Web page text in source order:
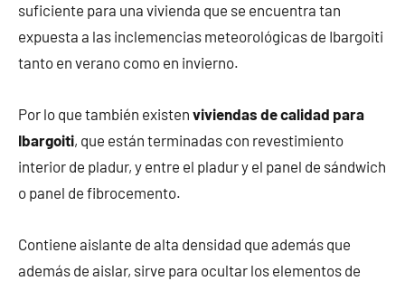
suficiente para una vivienda que se encuentra tan
expuesta a las inclemencias meteorológicas de Ibargoiti
tanto en verano como en invierno.
Por lo que también existen viviendas de calidad para
Ibargoiti, que están terminadas con revestimiento
interior de pladur, y entre el pladur y el panel de sándwich
o panel de fibrocemento.
Contiene aislante de alta densidad que además que
además de aislar, sirve para ocultar los elementos de